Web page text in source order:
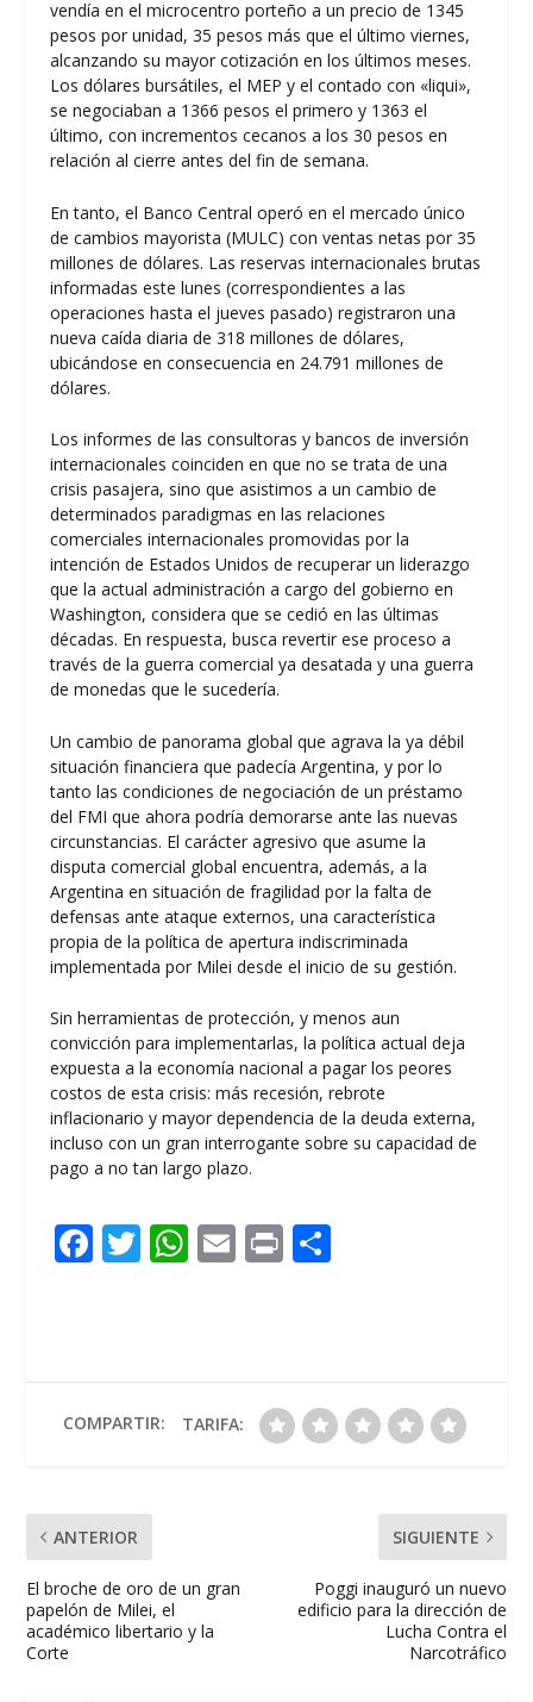
vendía en el microcentro porteño a un precio de 1345
pesos por unidad, 35 pesos más que el último viernes,
alcanzando su mayor cotización en los últimos meses.
Los dólares bursátiles, el MEP y el contado con «liqui»,
se negociaban a 1366 pesos el primero y 1363 el
último, con incrementos cecanos a los 30 pesos en
relación al cierre antes del fin de semana.
En tanto, el Banco Central operó en el mercado único
de cambios mayorista (MULC) con ventas netas por 35
millones de dólares. Las reservas internacionales brutas
informadas este lunes (correspondientes a las
operaciones hasta el jueves pasado) registraron una
nueva caída diaria de 318 millones de dólares,
ubicándose en consecuencia en 24.791 millones de
dólares.
Los informes de las consultoras y bancos de inversión
internacionales coinciden en que no se trata de una
crisis pasajera, sino que asistimos a un cambio de
determinados paradigmas en las relaciones
comerciales internacionales promovidas por la
intención de Estados Unidos de recuperar un liderazgo
que la actual administración a cargo del gobierno en
Washington, considera que se cedió en las últimas
décadas. En respuesta, busca revertir ese proceso a
través de la guerra comercial ya desatada y una guerra
de monedas que le sucedería.
Un cambio de panorama global que agrava la ya débil
situación financiera que padecía Argentina, y por lo
tanto las condiciones de negociación de un préstamo
del FMI que ahora podría demorarse ante las nuevas
circunstancias. El carácter agresivo que asume la
disputa comercial global encuentra, además, a la
Argentina en situación de fragilidad por la falta de
defensas ante ataque externos, una característica
propia de la política de apertura indiscriminada
implementada por Milei desde el inicio de su gestión.
Sin herramientas de protección, y menos aun
convicción para implementarlas, la política actual deja
expuesta a la economía nacional a pagar los peores
costos de esta crisis: más recesión, rebrote
inflacionario y mayor dependencia de la deuda externa,
incluso con un gran interrogante sobre su capacidad de
pago a no tan largo plazo.
F
o
o
T W
A
p
E Pr
ar
ti
COMPARTIR: TARIFA:
ANTERIOR
El broche de oro de un gran
papelón de Milei, el
académico libertario y la
Corte
SIGUIENTE
Poggi inauguró un nuevo
edificio para la dirección de
Lucha Contra el
Narcotráfico